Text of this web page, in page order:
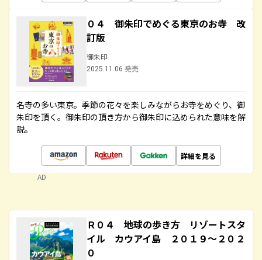
０４ 御朱印でめぐる東京のお寺 改
訂版
御朱印
2025.11.06 発売
名寺の多い東京。季節の花々を楽しみながらお寺をめぐり、御
朱印を頂く。御朱印の頂き方から御朱印に込められた意味を解
説。
詳細を見る
AD
Ｒ０４ 地球の歩き方 リゾートスタ
イル カウアイ島 ２０１９～２０２
０